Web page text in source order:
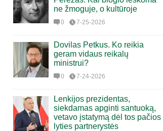
ne žmoguje, o kultūroje
0 7-25-2026
Dovilas Petkus. Ko reikia
geram vidaus reikalų
ministrui?
0 7-24-2026
Lenkijos prezidentas,
siekdamas apginti santuoką,
vetavo įstatymą dėl tos pačios
lyties partnerystės